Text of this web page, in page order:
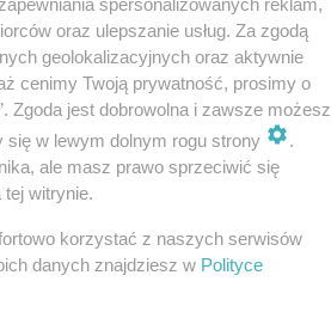
okrucieństwa
i Celnego
kampanię
a także brało
oraz ulepszanie usług. Za zgodą
geolokalizacyjnych oraz aktywnie
cenimy Twoją prywatność, prosimy o
Zgoda jest dobrowolna i zawsze możesz
w lewym dolnym rogu strony
.
ale masz prawo sprzeciwić się
witrynie.
korzystać z naszych serwisów
danych znajdziesz w Polityce